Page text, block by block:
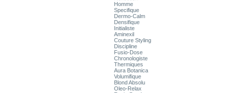
Homme
Specifique
Dermo-Calm
Densifique
Initialiste
Aminexil
Couture Styling
Discipline
Fusio-Dose
Chronologiste
Thermiques
Aura Botanica
Volumifique
Blond Absolu
Oleo-Relax